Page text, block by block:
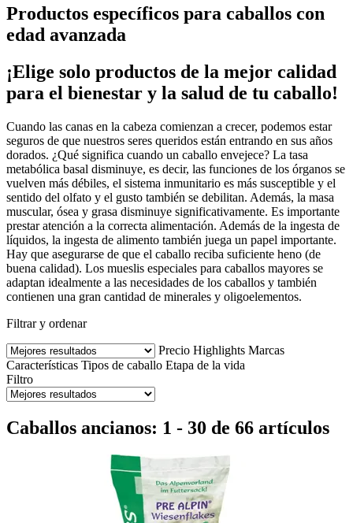
Productos específicos para caballos con
edad avanzada
¡Elige solo productos de la mejor calidad
para el bienestar y la salud de tu caballo!
Cuando las canas en la cabeza comienzan a crecer, podemos estar
seguros de que nuestros seres queridos están entrando en sus años
dorados. ¿Qué significa cuando un caballo envejece? La tasa
metabólica basal disminuye, es decir, las funciones de los órganos se
vuelven más débiles, el sistema inmunitario es más susceptible y el
sentido del olfato y el gusto también se debilitan. Además, la masa
muscular, ósea y grasa disminuye significativamente. Es importante
prestar atención a la correcta alimentación. Además de la ingesta de
líquidos, la ingesta de alimento también juega un papel importante.
Hay que asegurarse de que el caballo reciba suficiente heno (de
buena calidad). Los mueslis especiales para caballos mayores se
adaptan idealmente a las necesidades de los caballos y también
contienen una gran cantidad de minerales y oligoelementos.
Filtrar y ordenar
Precio Highlights Marcas
Características Tipos de caballo Etapa de la vida
Filtro
Caballos ancianos: 1 - 30 de 66 artículos